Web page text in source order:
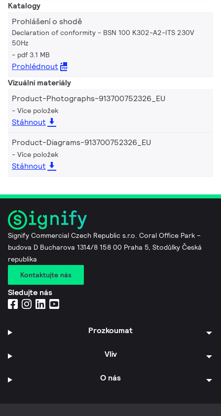
Katalogy
Prohlášení o shodě
Declaration of conformity - BSN 100 K302-A2-ITS 230V
50Hz
pdf 3.1 MB
Prohlédnout
Vizuální materiály
Product-Photographs-913700752326_EU
Více položek
Stáhnout
Product-Diagrams-913700752326_EU
Více položek
Stáhnout
Signify Commercial Czech Republic s.r.o. Coral Office Park –
budova D Bucharova 1314/8 158 00 Praha 5, Stodůlky Česká
republika
Kontaktujte nás
Sledujte nás
Prozkoumat
Vliv
O nás